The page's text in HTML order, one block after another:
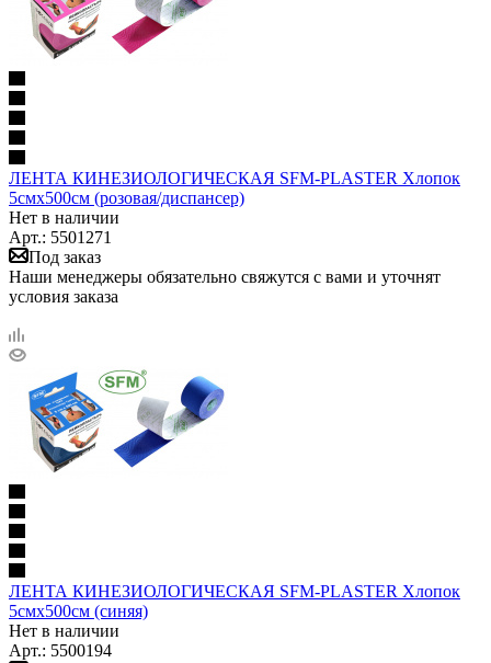
ЛЕНТА КИНЕЗИОЛОГИЧЕСКАЯ SFM-PLASTER Хлопок
5смх500см (розовая/диспансер)
Нет в наличии
Арт.: 5501271
Под заказ
Наши менеджеры обязательно свяжутся с вами и уточнят
условия заказа
ЛЕНТА КИНЕЗИОЛОГИЧЕСКАЯ SFM-PLASTER Хлопок
5смх500см (синяя)
Нет в наличии
Арт.: 5500194